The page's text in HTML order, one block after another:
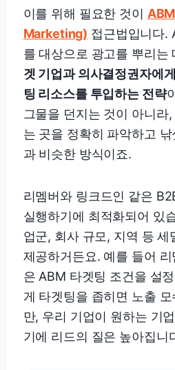
이를 위해 필요한 것이
Marketing) 접근법입니다.
를 대상으로 광고를 뿌리는
겟 기업과 의사결정권자에
팅 리소스를 투입하는 전략
그물을 던지는 것이 아니라
는 곳을 정확히 파악하고
과 비슷한 방식이죠.
리멤버와 링크드인 같은
실행하기에 최적화되어 있
업군, 회사 규모, 지역 등 세
제공하거든요. 예를 들어
은 ABM 타겟팅 조건을 설
게 타겟팅을 좁히면 노출
만, 우리 기업이 원하는 기
기에 리드의 질은 높아집니